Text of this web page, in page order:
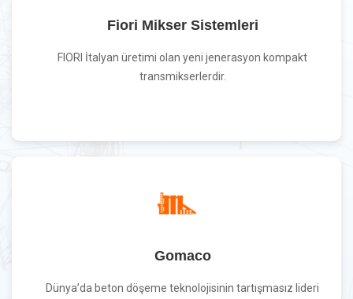
Fiori Mikser Sistemleri
FIORI İtalyan üretimi olan yeni jenerasyon kompakt
transmikserlerdir.
Gomaco
Dünya’da beton döşeme teknolojisinin tartışmasız lideri